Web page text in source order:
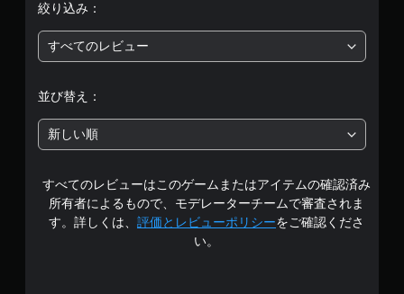
5
段
中
の
3
.
絞り込み：
すべてのレビュー
並び替え：
新しい順
すべてのレビューはこのゲームまたはアイテムの確認済み
所有者によるもので、モデレーターチームで審査されま
す。詳しくは、 評価とレビューポリシーをご確認くださ
い。